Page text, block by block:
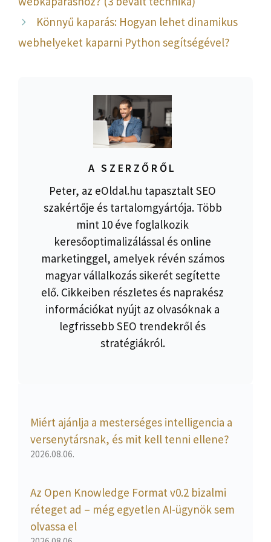
Könnyű kaparás: Hogyan lehet dinamikus
webhelyeket kaparni Python segítségével?
A SZERZŐRŐL
Peter, az eOldal.hu tapasztalt SEO
szakértője és tartalomgyártója. Több
mint 10 éve foglalkozik
keresőoptimalizálással és online
marketinggel, amelyek révén számos
magyar vállalkozás sikerét segítette
elő. Cikkeiben részletes és naprakész
információkat nyújt az olvasóknak a
legfrissebb SEO trendekről és
stratégiákról.
Miért ajánlja a mesterséges intelligencia a
versenytársnak, és mit kell tenni ellene?
2026.08.06.
Az Open Knowledge Format v0.2 bizalmi
réteget ad – még egyetlen AI-ügynök sem
olvassa el